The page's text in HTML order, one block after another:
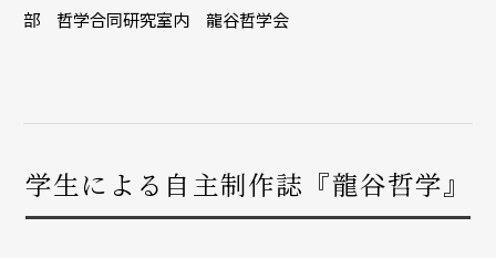
部 哲学合同研究室内 龍谷哲学会
学生による自主制作誌『龍谷哲学』